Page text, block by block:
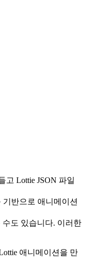
고 Lottie JSON 파일
기반으로 애니메이션
수도 있습니다. 이러한
애니메이션을 만